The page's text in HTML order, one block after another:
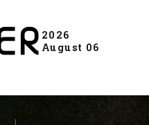
2026
August 06